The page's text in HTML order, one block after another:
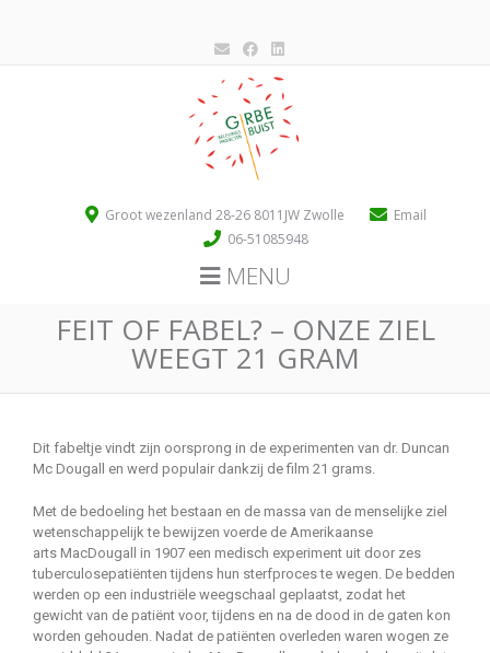
Groot wezenland 28-26 8011JW Zwolle
Email
06-51085948
MENU
FEIT OF FABEL? – ONZE ZIEL
WEEGT 21 GRAM
Dit fabeltje vindt zijn oorsprong in de experimenten van dr. Duncan
Mc Dougall en werd populair dankzij de film 21 grams.
Met de bedoeling het bestaan en de massa van de menselijke ziel
wetenschappelijk te bewijzen voerde de Amerikaanse
arts MacDougall in 1907 een medisch experiment uit door zes
tuberculosepatiënten tijdens hun sterfproces te wegen. De bedden
werden op een industriële weegschaal geplaatst, zodat het
gewicht van de patiënt voor, tijdens en na de dood in de gaten kon
worden gehouden. Nadat de patiënten overleden waren wogen ze